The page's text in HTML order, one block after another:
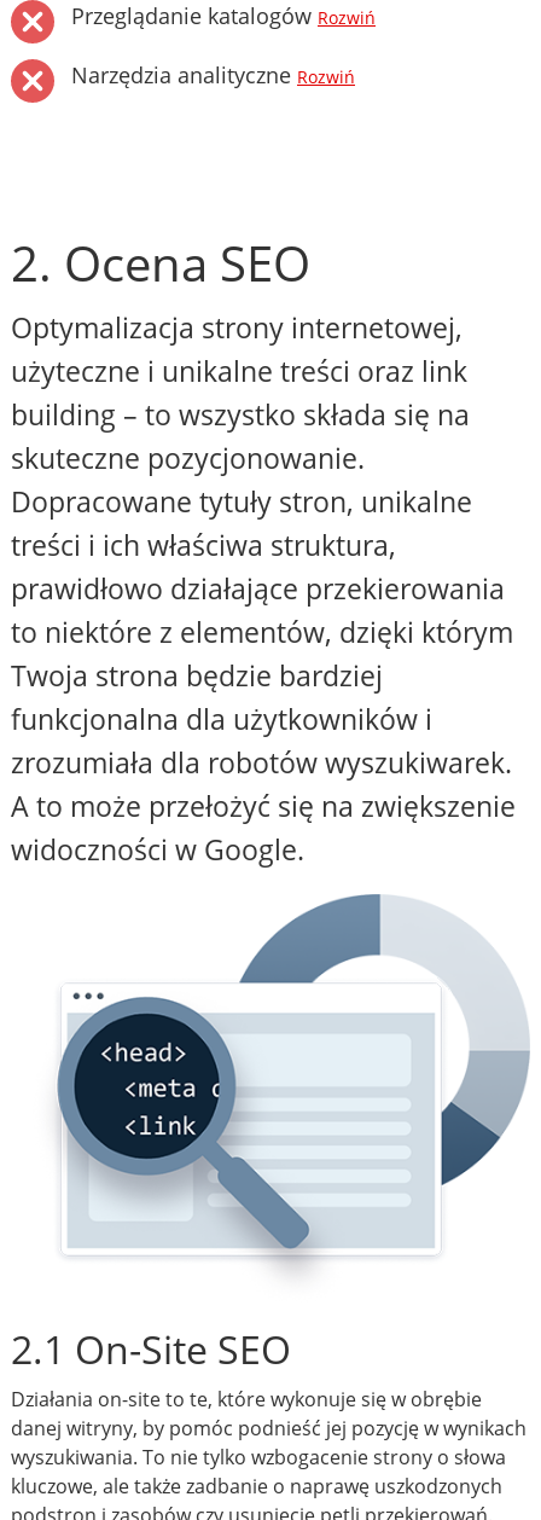
Przeglądanie katalogów Rozwiń
Narzędzia analityczne Rozwiń
2. Ocena SEO
Optymalizacja strony internetowej,
użyteczne i unikalne treści oraz link
building – to wszystko składa się na
skuteczne pozycjonowanie.
Dopracowane tytuły stron, unikalne
treści i ich właściwa struktura,
prawidłowo działające przekierowania
to niektóre z elementów, dzięki którym
Twoja strona będzie bardziej
funkcjonalna dla użytkowników i
zrozumiała dla robotów wyszukiwarek.
A to może przełożyć się na zwiększenie
widoczności w Google.
2.1 On-Site SEO
Działania on-site to te, które wykonuje się w obrębie
danej witryny, by pomóc podnieść jej pozycję w wynikach
wyszukiwania. To nie tylko wzbogacenie strony o słowa
kluczowe, ale także zadbanie o naprawę uszkodzonych
podstron i zasobów czy usunięcie pętli przekierowań.